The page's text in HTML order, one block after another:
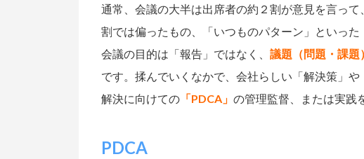
通常、会議の大半は出席者の約２割が意見を言って、
割では偏ったもの、「いつものパターン」といった
会議の目的は「報告」ではなく、 議題（問題・課題）
です。揉んでいくなかで、会社らしい「解決策」
解決に向けての 「PDCA」 の管理監督、または実践
PDCA